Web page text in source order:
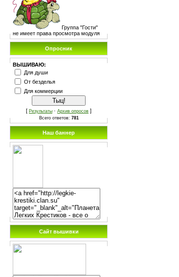
Группа "Гости"
не имеет права просмотра модуля
Опросник
ВЫШИВАЮ:
Для души
От безделья
Для коммерции
[ Результаты · Архив опросов ]
Всего ответов: 781
Наш баннер
Сайт вышивки